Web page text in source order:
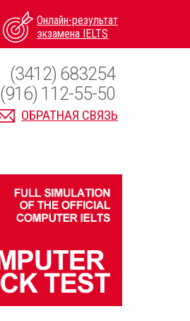
Онлайн-результат
экзамена IELTS
ОБРАТНАЯ СВЯЗЬ
(3412) 683254
(916) 112-55-50